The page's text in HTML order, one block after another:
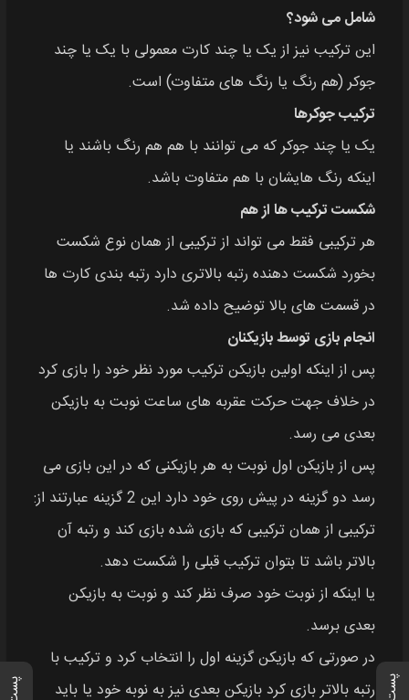
شامل می شود؟
این ترکیب نیز از یک یا چند کارت معمولی با یک یا چند
جوکر (هم رنگ یا رنگ های متفاوت) است.
ترکیب جوکرها
یک یا چند جوکر که می توانند با هم هم رنگ باشند یا
اینکه رنگ هایشان با هم متفاوت باشد.
شکست ترکیب‌ ها از هم
هر ترکیبی فقط می تواند از ترکیبی از همان نوع شکست
بخورد شکست‌ دهنده رتبه بالاتری دارد رتبه بندی کارت ها
در قسمت های بالا توضیح داده شد.
انجام بازی توسط بازیکنان
پس از اینکه اولین بازیکن ترکیب مورد نظر خود را بازی کرد
در خلاف جهت حرکت عقربه‌ های ساعت نوبت به بازیکن
بعدی می رسد.
پس از بازیکن اول نوبت به هر بازیکنی که در این بازی می
رسد دو گزینه در پیش روی خود دارد این 2 گزینه عبارتند از:
ترکیبی از همان ترکیبی که بازی شده بازی کند و رتبه آن
بالاتر باشد تا بتوان ترکیب قبلی را شکست دهد.
یا اینکه از نوبت خود صرف نظر کند و نوبت به بازیکن
بعدی برسد.
در صورتی که بازیکن گزینه اول را انتخاب کرد و ترکیب با
رتبه بالاتر بازی کرد بازیکن بعدی نیز به نوبه خود یا باید